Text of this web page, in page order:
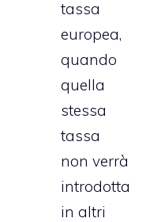
tassa
europea,
quando
quella
stessa
tassa
non verrà
introdotta
in altri